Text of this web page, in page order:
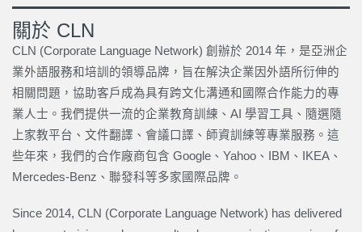
關於 CLN
CLN (Corporate Language Network) 創辦於 2014 年，是亞洲企
業外語服務和培訓的領導品牌，旨在解決企業因外語所衍伸的
相關問題，協助客戶成為具有跨文化溝通和國際合作能力的專
業人士。我們提供一流的企業教育訓練、AI 學習工具、隨選隨
上家教平台、文件翻譯、會議口譯、師資訓練等專業服務。這
些年來，我們的合作廠商包含 Google、Yahoo、IBM、IKEA、
Mercedes-Benz、聯發科等多家國際品牌。
Since 2014, CLN (Corporate Language Network) has delivered